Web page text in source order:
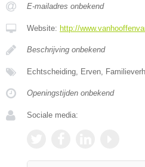
E-mailadres onbekend
Website: http://
Beschrijving onbekend
Echtscheiding, Erven,
Openingstijden onbekend
Sociale media: